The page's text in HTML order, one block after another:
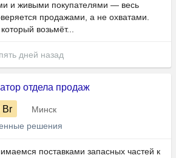
и живыми покупателями — весь
продажами, а не охватами.
возьмёт...
дней назад
отдела продаж
Br
Минск
решения
поставками запасных частей к